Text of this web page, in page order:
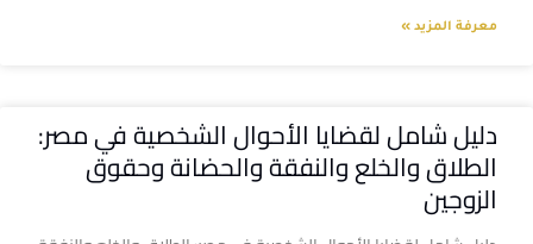
معرفة المزيد »
دليل شامل لقضايا الأحوال الشخصية في مصر:
الطلاق والخلع والنفقة والحضانة وحقوق
الزوجين